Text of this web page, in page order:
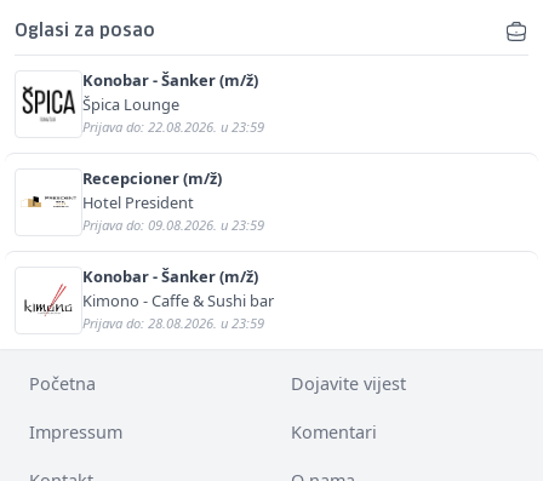
Oglasi za posao
Konobar - Šanker (m/ž)
Špica Lounge
Prijava do: 22.08.2026. u 23:59
Recepcioner (m/ž)
Hotel President
Prijava do: 09.08.2026. u 23:59
Konobar - Šanker (m/ž)
Kimono - Caffe & Sushi bar
Prijava do: 28.08.2026. u 23:59
Početna Dojavite vijest
Impressum Komentari